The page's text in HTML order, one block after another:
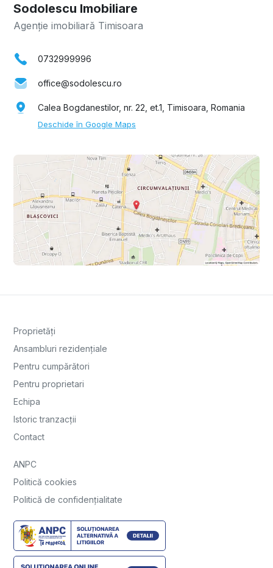
Sodolescu Imobiliare
Agenție imobiliară Timisoara
0732999996
office@sodolescu.ro
Calea Bogdanestilor, nr. 22, et.1, Timisoara, Romania
Deschide în Google Maps
Proprietăți
Ansambluri rezidențiale
Pentru cumpărători
Pentru proprietari
Echipa
Istoric tranzacții
Contact
ANPC
Politică cookies
Politică de confidențialitate